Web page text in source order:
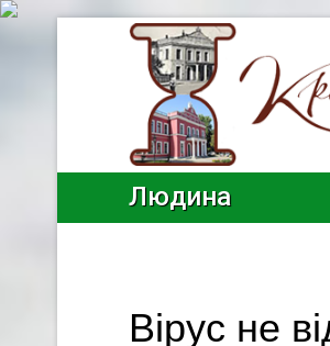
Людина
Вірус не